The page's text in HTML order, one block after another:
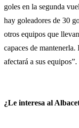
goles en la segunda
hay goleadores de 30
otros equipos que
capaces de
afectará a sus equipos”.
¿Le interesa al